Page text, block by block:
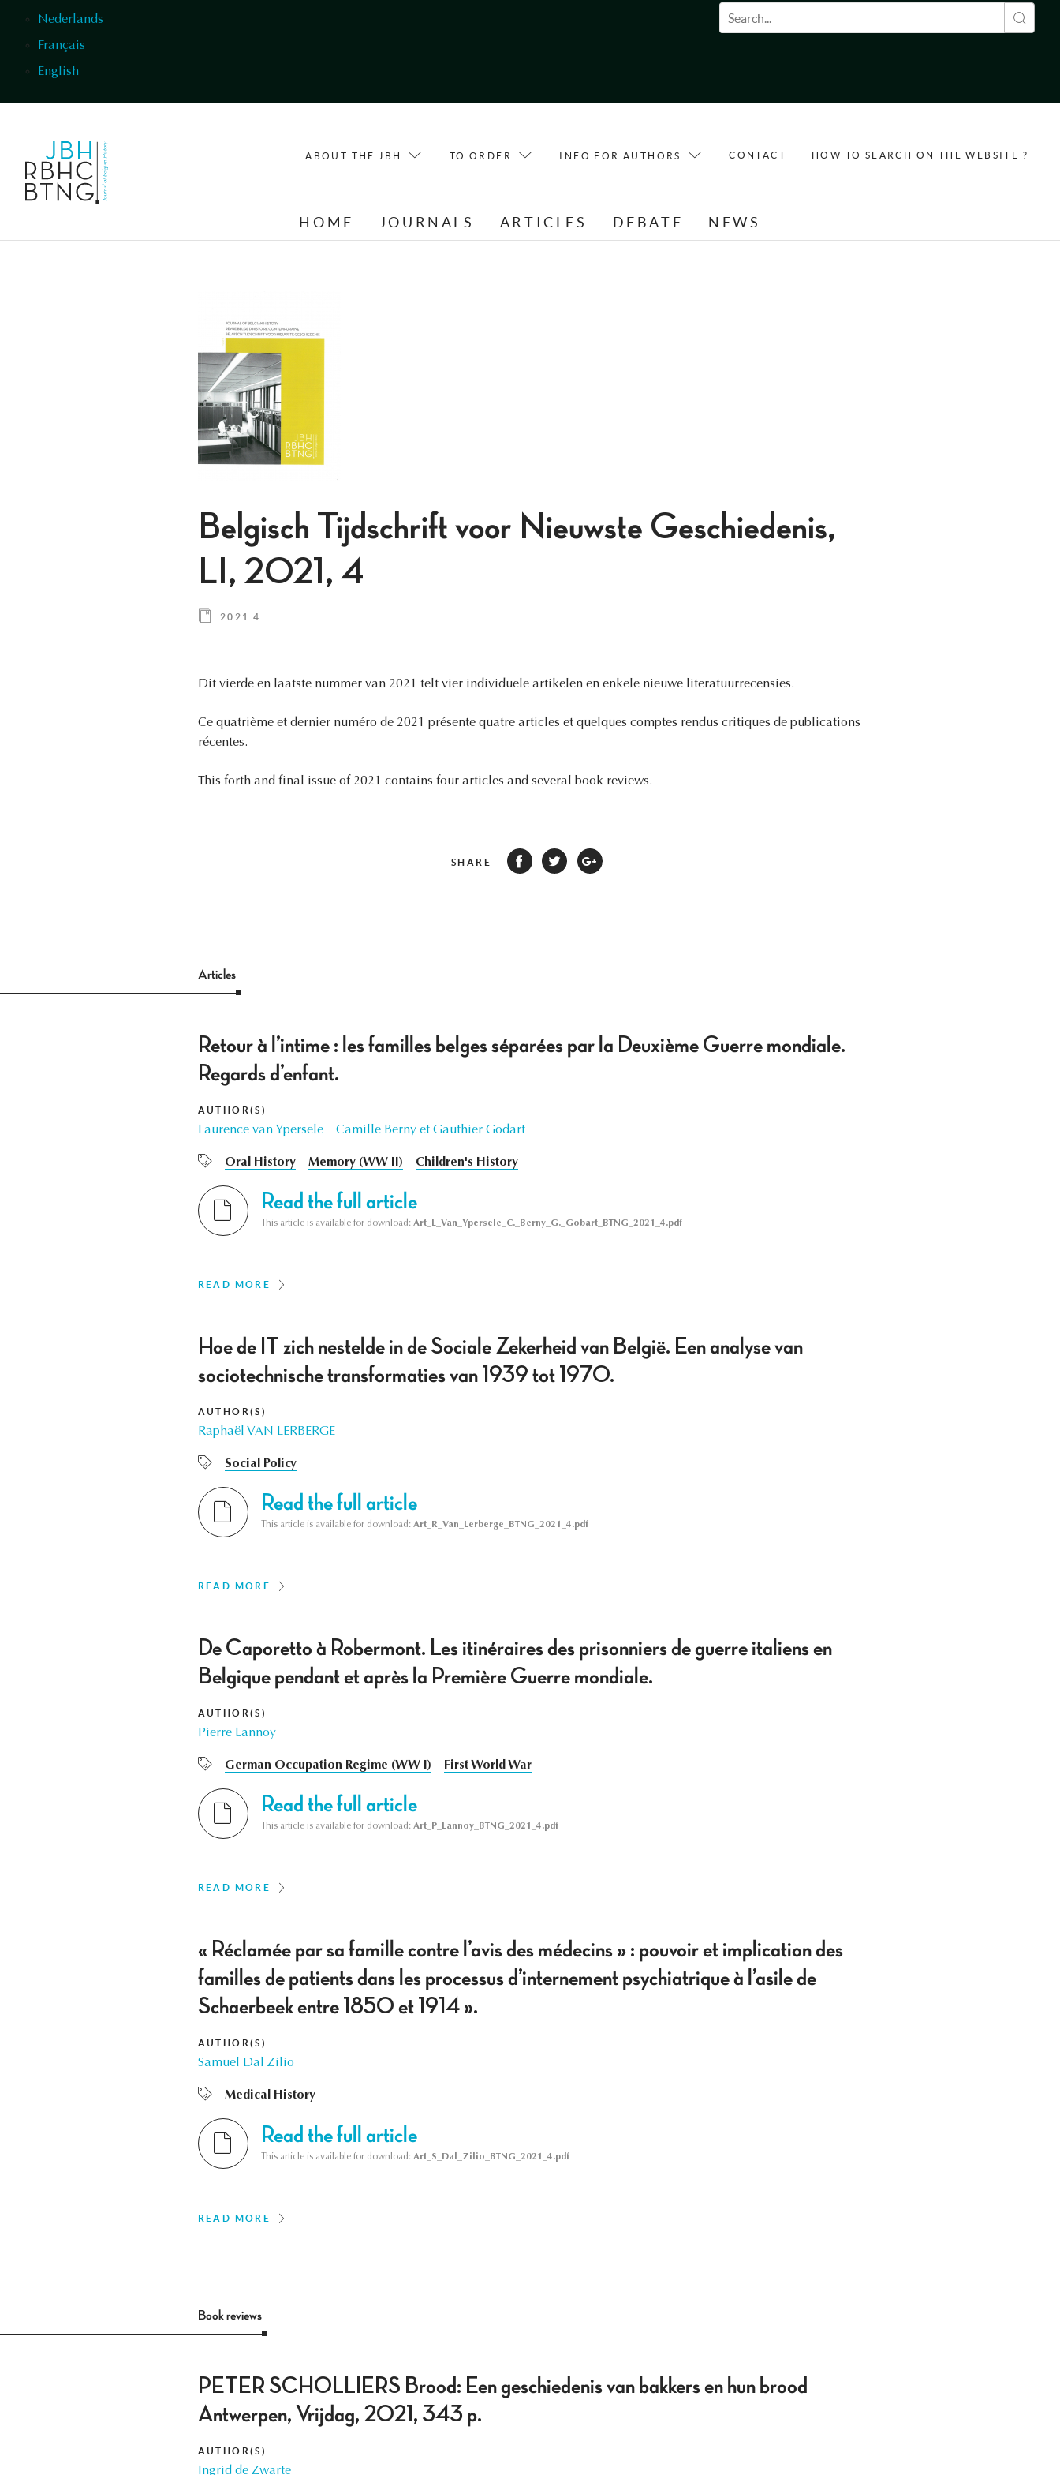
Nederlands
Français
English
Search form
ABOUT THE JBH TO ORDER INFO FOR AUTHORS CONTACT HOW TO SEARCH ON THE WEBSITE ?
HOME JOURNALS ARTICLES DEBATE NEWS
Belgisch Tijdschrift voor Nieuwste Geschiedenis,
LI, 2021, 4
2021 4
Dit vierde en laatste nummer van 2021 telt vier individuele artikelen en enkele nieuwe literatuurrecensies.
Ce quatrième et dernier numéro de 2021 présente quatre articles et quelques comptes rendus critiques de publications
récentes.
This forth and final issue of 2021 contains four articles and several book reviews.
SHARE
Articles
Retour à l’intime : les familles belges séparées par la Deuxième Guerre mondiale.
Regards d’enfant.
AUTHOR(S)
Laurence van Ypersele Camille Berny et Gauthier Godart
Oral History Memory (WW II) Children's History
Read the full article
This article is available for download: Art_L_Van_Ypersele_C._Berny_G._Gobart_BTNG_2021_4.pdf
READ MORE
Hoe de IT zich nestelde in de Sociale Zekerheid van België. Een analyse van
sociotechnische transformaties van 1939 tot 1970.
AUTHOR(S)
Raphaël VAN LERBERGE
Social Policy
Read the full article
This article is available for download: Art_R_Van_Lerberge_BTNG_2021_4.pdf
READ MORE
De Caporetto à Robermont. Les itinéraires des prisonniers de guerre italiens en
Belgique pendant et après la Première Guerre mondiale.
AUTHOR(S)
Pierre Lannoy
German Occupation Regime (WW I) First World War
Read the full article
This article is available for download: Art_P_Lannoy_BTNG_2021_4.pdf
READ MORE
« Réclamée par sa famille contre l’avis des médecins » : pouvoir et implication des
familles de patients dans les processus d’internement psychiatrique à l’asile de
Schaerbeek entre 1850 et 1914 ».
AUTHOR(S)
Samuel Dal Zilio
Medical History
Read the full article
This article is available for download: Art_S_Dal_Zilio_BTNG_2021_4.pdf
READ MORE
Book reviews
PETER SCHOLLIERS Brood: Een geschiedenis van bakkers en hun brood
Antwerpen, Vrijdag, 2021, 343 p.
AUTHOR(S)
Ingrid de Zwarte